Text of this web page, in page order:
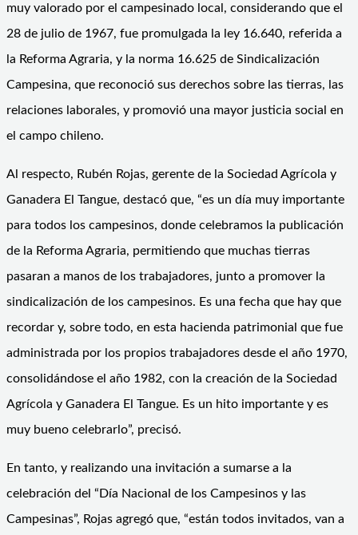
muy valorado por el campesinado local, considerando que el
28 de julio de 1967, fue promulgada la ley 16.640, referida a
la Reforma Agraria, y la norma 16.625 de Sindicalización
Campesina, que reconoció sus derechos sobre las tierras, las
relaciones laborales, y promovió una mayor justicia social en
el campo chileno.
Al respecto, Rubén Rojas, gerente de la Sociedad Agrícola y
Ganadera El Tangue, destacó que, “es un día muy importante
para todos los campesinos, donde celebramos la publicación
de la Reforma Agraria, permitiendo que muchas tierras
pasaran a manos de los trabajadores, junto a promover la
sindicalización de los campesinos. Es una fecha que hay que
recordar y, sobre todo, en esta hacienda patrimonial que fue
administrada por los propios trabajadores desde el año 1970,
consolidándose el año 1982, con la creación de la Sociedad
Agrícola y Ganadera El Tangue. Es un hito importante y es
muy bueno celebrarlo”, precisó.
En tanto, y realizando una invitación a sumarse a la
celebración del “Día Nacional de los Campesinos y las
Campesinas”, Rojas agregó que, “están todos invitados, van a